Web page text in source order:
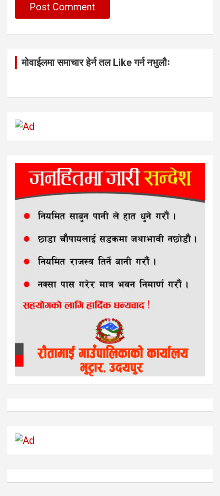
मोवाईलमा समाचार हेर्न तल Like गर्न नभुलौः